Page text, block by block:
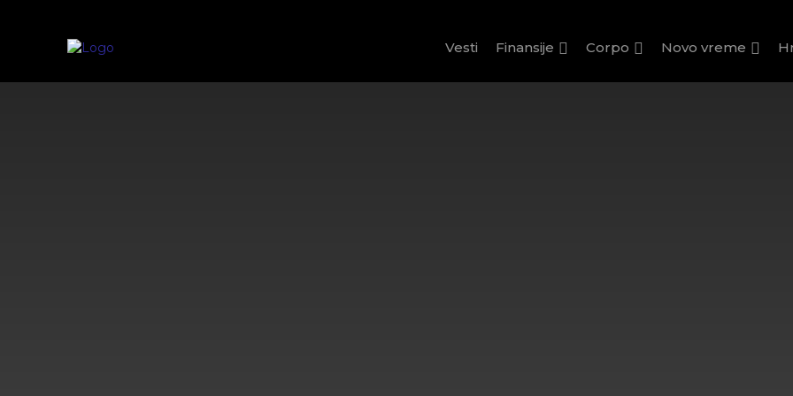
Vesti Finansije Corpo Novo vreme